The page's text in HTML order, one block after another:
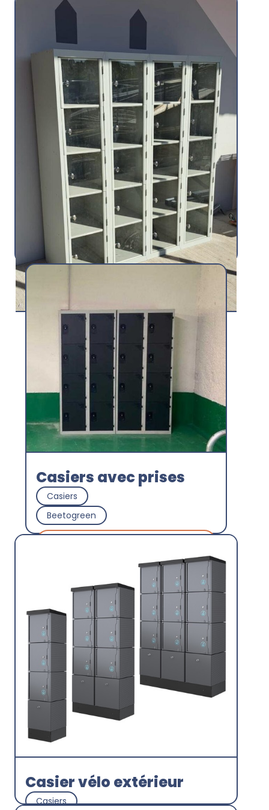
Casiers transparents
Casiers
Hakken Mobility
Découvrir
Casiers avec prises
Casiers
Beetogreen
Casier vélo extérieur
Casiers